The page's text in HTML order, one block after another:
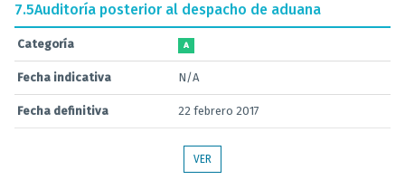
7.5Auditoría posterior al despacho de aduana
Categoría A
Fecha indicativa N/A
Fecha definitiva 22 febrero 2017
VER